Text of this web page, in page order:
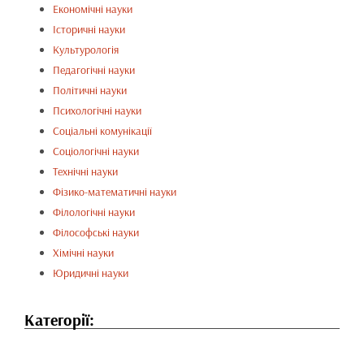
Економічні науки
Історичні науки
Культурологія
Педагогічні науки
Політичні науки
Психологічні науки
Соціальні комунікації
Соціологічні науки
Технічні науки
Фізико-математичні науки
Філологічні науки
Філософські науки
Хімічні науки
Юридичні науки
Категорії: